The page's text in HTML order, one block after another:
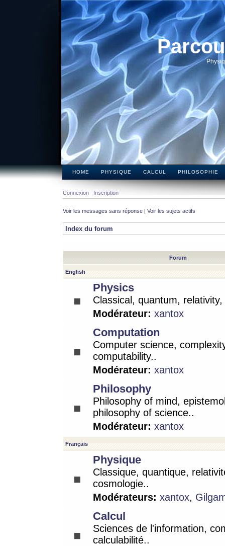
HOME PHYSIQUE CALCUL PHILOSOPHIE
Connexion Inscription
Voir les messages sans réponse | Voir les sujets actifs
Index du forum
Forum
English
Physics
Classical, quantum,
Modérateur: xantox
Computation
Computer science,
computability..
Modérateur: xantox
Philosophy
Philosophy of mind,
philosophy of science..
Modérateur: xantox
Français
Physique
Classique, quantique,
cosmologie..
Modérateurs: xantox,
Calcul
Sciences de l'information,
calculabilité..